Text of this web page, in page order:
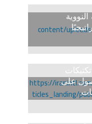
إيران المراوغة ..3 تكتيكات
على